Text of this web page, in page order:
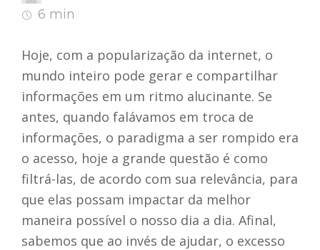
6 min
Hoje, com a popularização da internet, o
mundo inteiro pode gerar e compartilhar
informações em um ritmo alucinante. Se
antes, quando falávamos em troca de
informações, o paradigma a ser rompido era
o acesso, hoje a grande questão é como
filtrá-las, de acordo com sua relevância, para
que elas possam impactar da melhor
maneira possível o nosso dia a dia. Afinal,
sabemos que ao invés de ajudar, o excesso